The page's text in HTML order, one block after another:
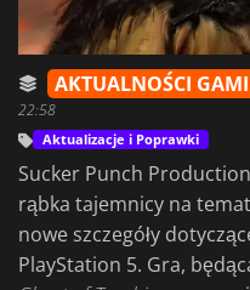
AKTUALNOŚCI
22:58
Aktualizacje i Poprawki
Sucker Punch
rąbka tajemnicy na temat
nowe szczegóły
PlayStation 5. Gra,